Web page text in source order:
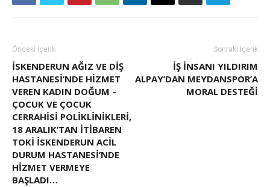
Önceki İçerik
İSKENDERUN AĞIZ VE DİŞ
HASTANESİ’NDE HİZMET
VEREN KADIN DOĞUM –
ÇOCUK VE ÇOCUK
CERRAHİSİ POLİKLİNİKLERİ,
18 ARALIK’TAN İTİBAREN
TOKİ İSKENDERUN ACİL
DURUM HASTANESI’NDE
HİZMET VERMEYE
BAŞLADI…
Sonraki İçerik
İŞ INSANI YILDIRIM
ALPAY’DAN MEYDANSPOR’A
MORAL DESTEĞI